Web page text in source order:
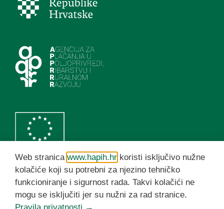
HAPIH YouTube kanal
Web stranica www.hapih.hr koristi isključivo nužne
kolačiće koji su potrebni za njezino tehničko
funkcioniranje i sigurnost rada. Takvi kolačići ne
mogu se isključiti jer su nužni za rad stranice.
Pravila privatnosti →